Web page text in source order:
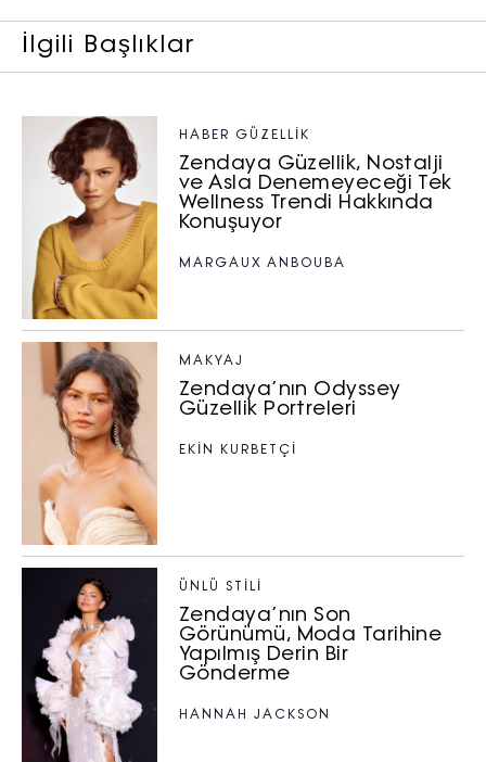
İlgili Başlıklar
HABER GÜZELLİK
Zendaya Güzellik, Nostalji
ve Asla Denemeyeceği Tek
Wellness Trendi Hakkında
Konuşuyor
MARGAUX ANBOUBA
MAKYAJ
Zendaya’nın Odyssey
Güzellik Portreleri
EKİN KURBETÇİ
ÜNLÜ STILI
Zendaya’nın Son
Görünümü, Moda Tarihine
Yapılmış Derin Bir
Gönderme
HANNAH JACKSON